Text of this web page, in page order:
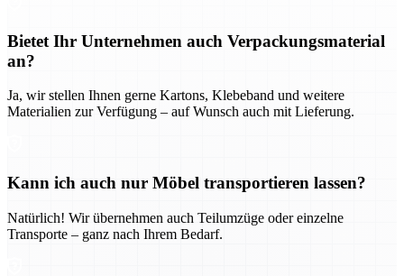
Bietet Ihr Unternehmen auch Verpackungsmaterial
an?
Ja, wir stellen Ihnen gerne Kartons, Klebeband und weitere
Materialien zur Verfügung – auf Wunsch auch mit Lieferung.
Kann ich auch nur Möbel transportieren lassen?
Natürlich! Wir übernehmen auch Teilumzüge oder einzelne
Transporte – ganz nach Ihrem Bedarf.